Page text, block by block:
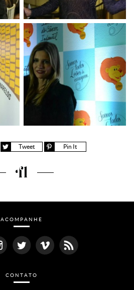
Tweet Pin It
Fernanda Lima
ACOMPANHE
CONTATO